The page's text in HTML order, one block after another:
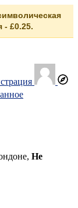
- £0.25.
Не